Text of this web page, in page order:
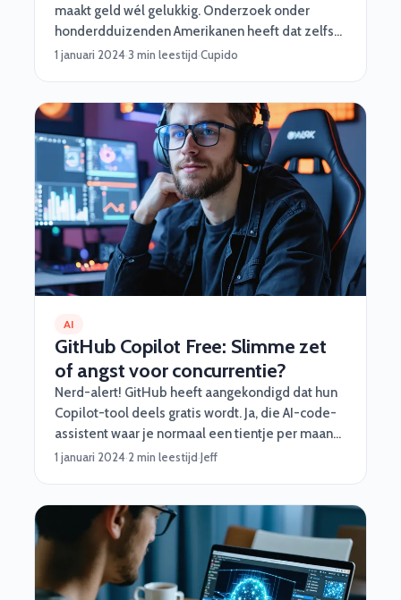
maakt geld wél gelukkig. Onderzoek onder
honderdduizenden Amerikanen heeft dat zelfs
aangetoond. Maar.. als je eenmaal over die grens
onze nerds precies dát te voorkomen.
1 januari 2024·3 min leestijd·Cupido
AI
GitHub Copilot Free: Slimme zet
of angst voor concurrentie?
Nerd-alert! GitHub heeft aangekondigd dat hun
Copilot-tool deels gratis wordt. Ja, die AI-code-
assistent waar je normaal een tientje per maand
voor moest aftikken, is nu beschikbaar voor
1 januari 2024·2 min leestijd·Jeff